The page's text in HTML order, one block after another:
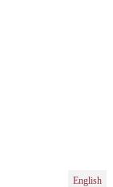
English